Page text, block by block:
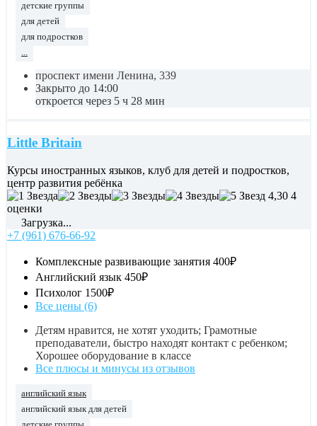
детские группы
для детей
для подростков
...
проспект имени Ленина, 339
Закрыто до 14:00
откроется через 5 ч 28 мин
Little Britain
Курсы иностранных языков, клуб для детей и подростков,
центр развития ребёнка
4,30 4
оценки
Загрузка...
+7 (961) 676-66-92
Комплексные развивающие занятия 400₽
Английский язык 450₽
Психолог 1500₽
Все цены (6)
Детям нравится, не хотят уходить; Грамотные
преподаватели, быстро находят контакт с ребенком;
Хорошее оборудование в классе
Все плюсы и минусы из отзывов
английский язык
английский язык для детей